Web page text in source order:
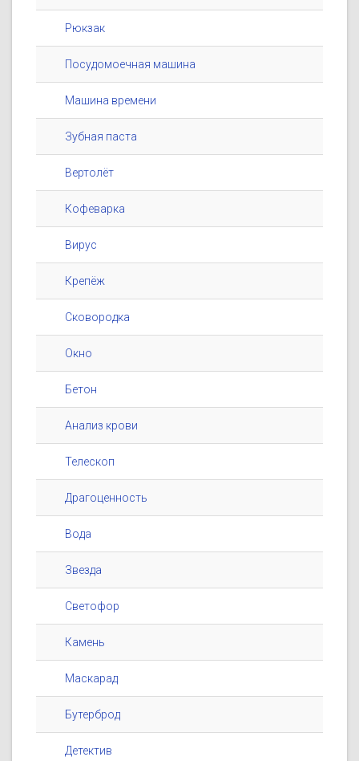
Рюкзак
Посудомоечная машина
Машина времени
Зубная паста
Вертолёт
Кофеварка
Вирус
Крепёж
Сковородка
Окно
Бетон
Анализ крови
Телескоп
Драгоценность
Вода
Звезда
Светофор
Камень
Маскарад
Бутерброд
Детектив